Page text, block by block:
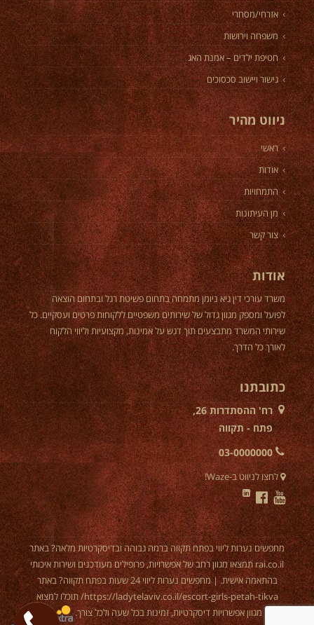
אזרחי/מסחרי
משפחה וירושות
חטיפת ילדים – אמנת האג
גישור ויישוב סכסוכים
ניווט מהיר
ראשי
אודות
התמחויות
מן העיתונות
צור קשר
אודות
משרד עורכי דין גיא ניומן מתמחה בתחום פשיטת רגל ובתחום הוצאה
לפועל ומספק מגוון גדול של שירותים משפטיים ללקוחות פרטים ועסקיים. כל
שירותי המשרד מתבצעים תוך דגש על אמינות, מקצועיות וליווי הלקוח
לאורך כל הדרך.
כתובתנו
רח' ההסתדרות 26,
פתח - תקווה
03-0000000
לחצו לניווט ב-Waze!
מחפשים נערות ליווי בפתח תקווהברמה גבוהה ובדיסקרטיות מלאה? באתר
rai.co.il תמצאו מגוון רחב של אפשרויות, פרופילים מעודכנים ושירות איכותי
בהתאמה אישית. | מחפשים נערות ליווי 24 שעות בפתח תקווה? באתר
https://ladytelaviv.co.il/escort-girls-petah-tikva/ תוכלו למצוא
מגוון אפשרויות דיסקרטיות, זמינות בכל שעה ולכל צורך.